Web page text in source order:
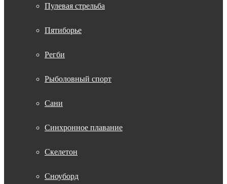
Пулевая стрельба
Пятиборье
Регби
Рыболовный спорт
Сани
Синхронное плавание
Скелетон
Сноуборд